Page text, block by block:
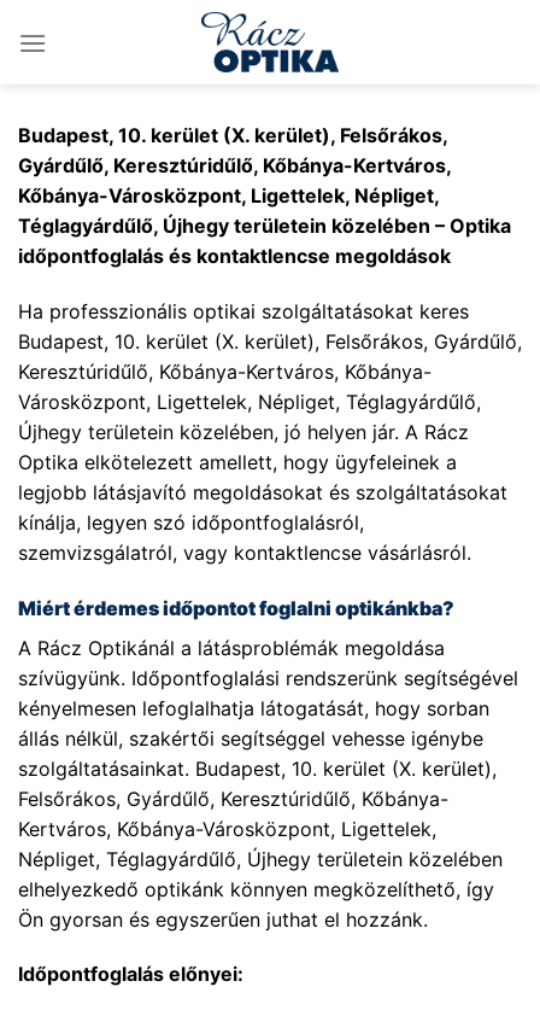
Budapest, 10. kerület (X. kerület), Felsőrákos,
Gyárdűlő, Keresztúridűlő, Kőbánya-Kertváros,
Kőbánya-Városközpont, Ligettelek, Népliget,
Téglagyárdűlő, Újhegy területein közelében – Optika
időpontfoglalás és kontaktlencse megoldások
Ha professzionális optikai szolgáltatásokat keres
Budapest, 10. kerület (X. kerület), Felsőrákos, Gyárdűlő,
Keresztúridűlő, Kőbánya-Kertváros, Kőbánya-
Városközpont, Ligettelek, Népliget, Téglagyárdűlő,
Újhegy területein közelében, jó helyen jár. A Rácz
Optika elkötelezett amellett, hogy ügyfeleinek a
legjobb látásjavító megoldásokat és szolgáltatásokat
kínálja, legyen szó időpontfoglalásról,
szemvizsgálatról, vagy kontaktlencse vásárlásról.
Miért érdemes időpontot foglalni optikánkba?
A Rácz Optikánál a látásproblémák megoldása
szívügyünk. Időpontfoglalási rendszerünk segítségével
kényelmesen lefoglalhatja látogatását, hogy sorban
állás nélkül, szakértői segítséggel vehesse igénybe
szolgáltatásainkat. Budapest, 10. kerület (X. kerület),
Felsőrákos, Gyárdűlő, Keresztúridűlő, Kőbánya-
Kertváros, Kőbánya-Városközpont, Ligettelek,
Népliget, Téglagyárdűlő, Újhegy területein közelében
elhelyezkedő optikánk könnyen megközelíthető, így
Ön gyorsan és egyszerűen juthat el hozzánk.
Időpontfoglalás előnyei: